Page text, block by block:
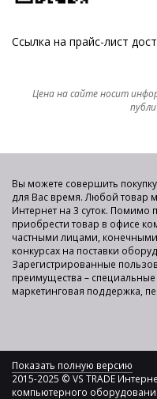
Ссылка на прайс-лист
Цена на сайте носит
Вы можете совершить
для Вас время. Любой товар
Интернет на 3 суток. Помимо
приобрести товар в офисе
частными лицами, конечными
конкурсах на поставки
Зарегистрированные
преимущества –
маркетинговая поддержка,
Показать полную версию
2015-2025 © VS TRADE
компьютерного